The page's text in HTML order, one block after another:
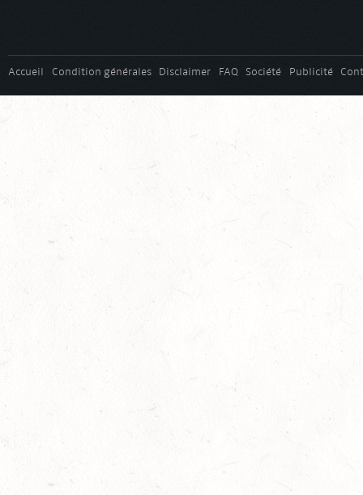
Accueil Condition générales Disclaimer FAQ Société Publicité